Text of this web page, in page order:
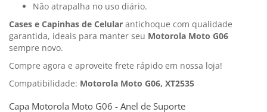
Não atrapalha no uso diário.
Cases e Capinhas de Celular antichoque com qualidade
garantida, ideais para manter seu Motorola Moto G06
sempre novo.
Compre agora e aproveite frete rápido em nossa loja!
Compatibilidade: Motorola Moto G06, XT2535
Capa Motorola Moto G06 - Anel de Suporte